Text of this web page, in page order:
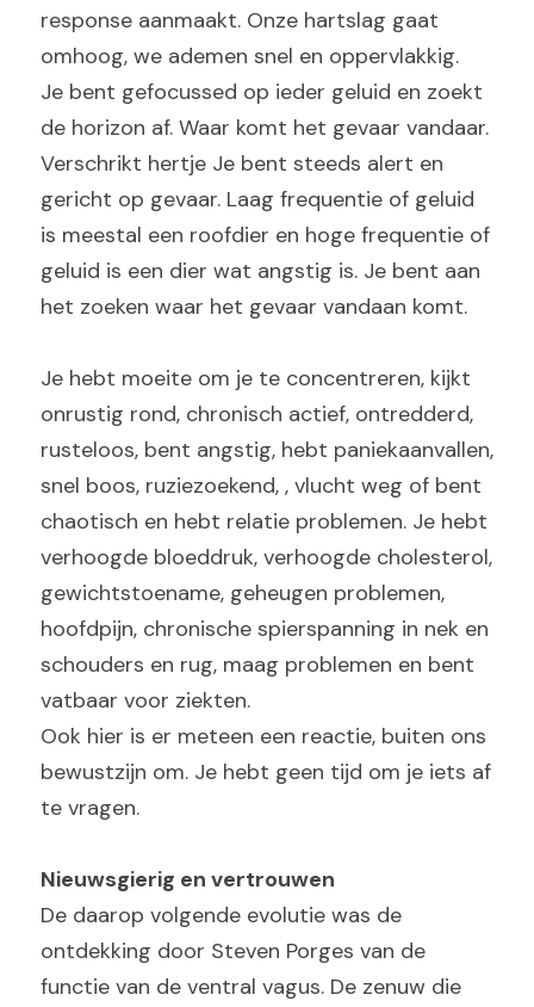
response aanmaakt. Onze hartslag gaat
omhoog, we ademen snel en oppervlakkig.
Je bent gefocussed op ieder geluid en zoekt
de horizon af. Waar komt het gevaar vandaar.
Verschrikt hertje Je bent steeds alert en
gericht op gevaar. Laag frequentie of geluid
is meestal een roofdier en hoge frequentie of
geluid is een dier wat angstig is. Je bent aan
het zoeken waar het gevaar vandaan komt.
Je hebt moeite om je te concentreren, kijkt
onrustig rond, chronisch actief, ontredderd,
rusteloos, bent angstig, hebt paniekaanvallen,
snel boos, ruziezoekend, , vlucht weg of bent
chaotisch en hebt relatie problemen. Je hebt
verhoogde bloeddruk, verhoogde cholesterol,
gewichtstoename, geheugen problemen,
hoofdpijn, chronische spierspanning in nek en
schouders en rug, maag problemen en bent
vatbaar voor ziekten.
Ook hier is er meteen een reactie, buiten ons
bewustzijn om. Je hebt geen tijd om je iets af
te vragen.
Nieuwsgierig en vertrouwen
De daarop volgende evolutie was de
ontdekking door Steven Porges van de
functie van de ventral vagus. De zenuw die